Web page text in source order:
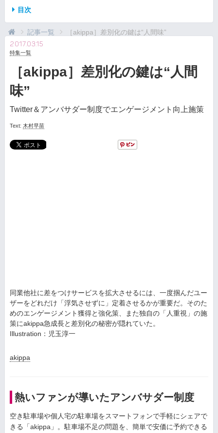
目次
記事一覧 ［akippa］差別化の鍵は“人間味”
2017.03.15
特集一覧
［akippa］差別化の鍵は“人間
味”
Twitter＆アンバサダー制度でエンゲージメント向上施策
Text: 木村早苗
同業他社に差をつけサービスを拡大させるには、一度掴んだユー
ザーをどれだけ「浮気させずに」定着させるかが重要だ。そのた
めのエンゲージメント獲得と強化策、また独自の「人重視」の施
策にakippa急成長と差別化の秘密が隠れていた。
Illustration：児玉淳一
akippa
熱いファンが導いたアンバサダー制度
空き駐車場や個人宅の駐車場をスマートフォンで手軽にシェアで
きる「akippa」。駐車場不足の問題を、簡単で安価に予約できる